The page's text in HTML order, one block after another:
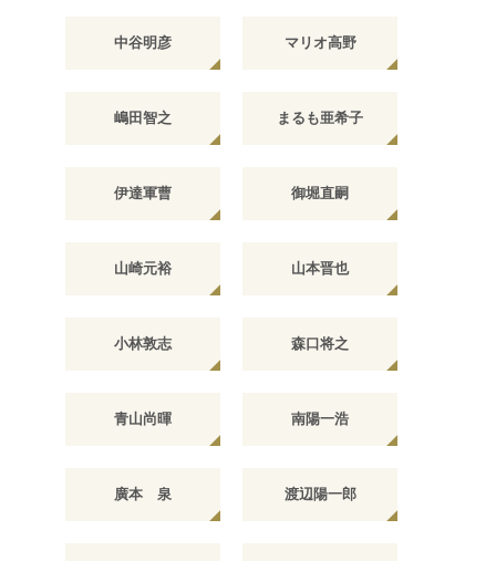
中谷明彦 マリオ高野
嶋田智之 まるも亜希子
伊達軍曹 御堀直嗣
山崎元裕 山本晋也
小林敦志 森口将之
青山尚暉 南陽一浩
廣本 泉 渡辺陽一郎